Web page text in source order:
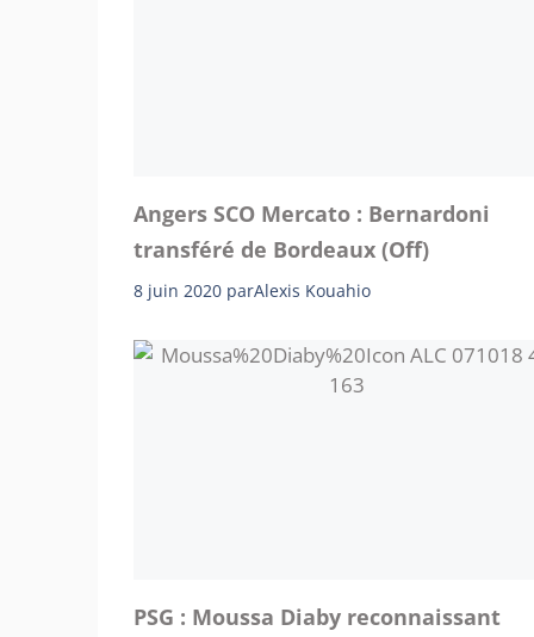
Angers SCO Mercato : Bernardoni
transféré de Bordeaux (Off)
8 juin 2020 parAlexis Kouahio
PSG : Moussa Diaby reconnaissant